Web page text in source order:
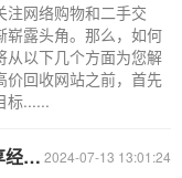
注网络购物和二手交
崭露头角。那么，如何
从以下几个方面为您解
价回收网站之前，首先
标......
2024-07-13 13:01:24
现！